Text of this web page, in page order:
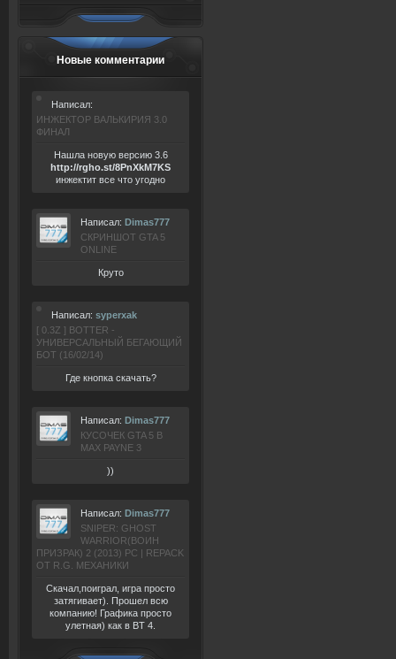
Новые комментарии
Написал:
ИНЖЕКТОР ВАЛЬКИРИЯ 3.0
ФИНАЛ
Нашла новую версию 3.6
http://rgho.st/8PnXkM7KS
инжектит все что угодно
Написал: Dimas777
СКРИНШОТ GTA 5
ONLINE
Круто
Написал: syperxak
[ 0.3Z ] BOTTER -
УНИВЕРСАЛЬНЫЙ БЕГАЮЩИЙ
БОТ (16/02/14)
Где кнопка скачать?
Написал: Dimas777
КУСОЧЕК GTA 5 В
MAX PAYNE 3
))
Написал: Dimas777
SNIPER: GHOST
WARRIOR(ВОИН
ПРИЗРАК) 2 (2013) РС | REPACK
ОТ R.G. МЕХАНИКИ
Скачал,поиграл, игра просто
затягивает). Прошел всю
компанию! Графика просто
улетная) как в BT 4.